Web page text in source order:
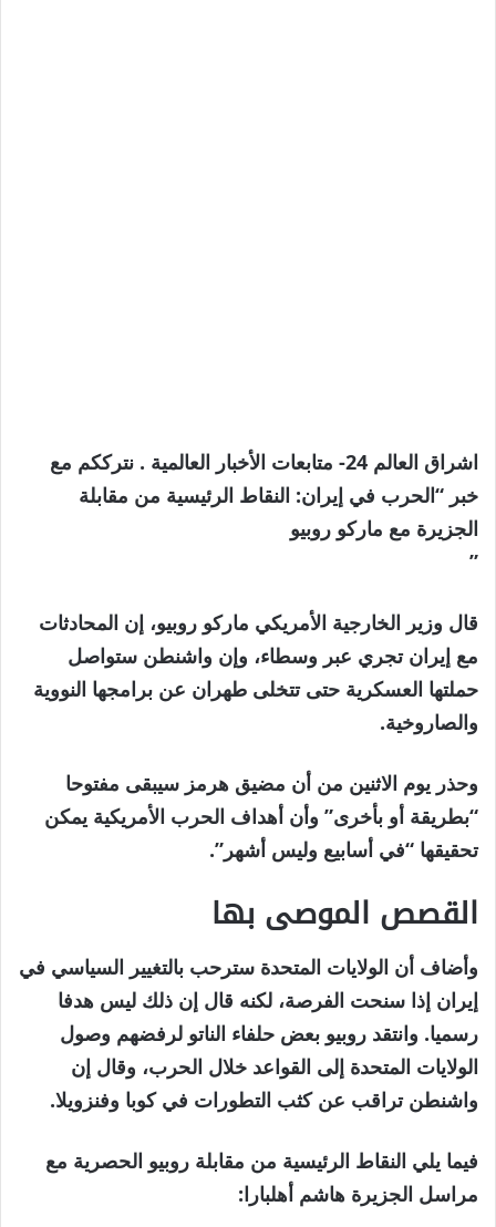
اشراق العالم 24- متابعات الأخبار العالمية . نترككم مع
خبر “الحرب في إيران: النقاط الرئيسية من مقابلة
الجزيرة مع ماركو روبيو
”
قال وزير الخارجية الأمريكي ماركو روبيو، إن المحادثات
مع إيران تجري عبر وسطاء، وإن واشنطن ستواصل
حملتها العسكرية حتى تتخلى طهران عن برامجها النووية
والصاروخية.
وحذر يوم الاثنين من أن مضيق هرمز سيبقى مفتوحا
“بطريقة أو بأخرى” وأن أهداف الحرب الأمريكية يمكن
تحقيقها “في أسابيع وليس أشهر”.
القصص الموصى بها
قائمة
من
2
العناصر
نهاية
القائمة
وأضاف أن الولايات المتحدة سترحب بالتغيير السياسي في
إيران إذا سنحت الفرصة، لكنه قال إن ذلك ليس هدفا
رسميا. وانتقد روبيو بعض حلفاء الناتو لرفضهم وصول
الولايات المتحدة إلى القواعد خلال الحرب، وقال إن
واشنطن تراقب عن كثب التطورات في كوبا وفنزويلا.
فيما يلي النقاط الرئيسية من مقابلة روبيو الحصرية مع
مراسل الجزيرة هاشم أهلبارا: